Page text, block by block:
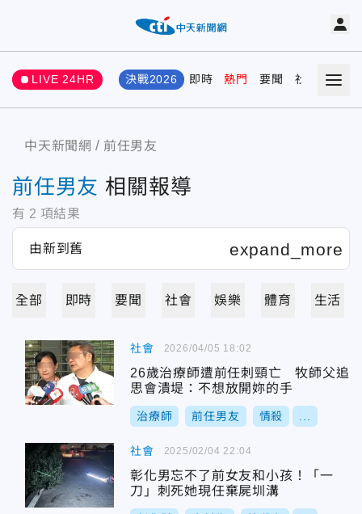
LIVE 24HR 決戰2026 即時 熱門 要聞 社會 娛樂
中天新聞網 前任男友
前任男友 相關報導
有 2 項結果
全部 即時 要聞 社會 娛樂 體育 生活
社會
26歲治療師遭前任刺頸亡 牧師父追
思會潰堤：不想放開妳的手
治療師 前任男友 情殺
2026/04/05 18:02
社會
彰化男忘不了前女友和小孩！「一
刀」刺死她現任棄屍圳溝
2025/02/04 22:04